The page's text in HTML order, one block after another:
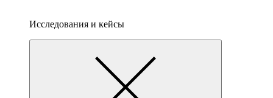
Исследования и кейсы